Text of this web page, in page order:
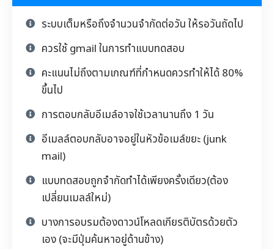
ระบบเต็มหรือถึงจำนวนจำกัดต่อวัน ให้รอวันถัดไป
ควรใช้ gmail ในการทำแบบทดสอบ
คะแนนไม่ถึงตามเกณฑ์ที่กำหนดควรทำให้ได้ 80%
ขึ้นไป
การตอบกลับอีเมล์อาจใช้เวลานานถึง 1 วัน
อีเมลล์ตอบกลับอาจอยู่ในหัวข้อเมล์ขยะ (junk
mail)
แบบทดสอบถูกจำกัดทำได้เพียงครั้งเดียว(ต้อง
เปลี่ยนเมลล์ใหม่)
บางการอบรมต้องดาวน์โหลดเกียรติบัตรด้วยตัว
เอง (จะมีปุ่มค้นหาอยู่ด้านข้าง)